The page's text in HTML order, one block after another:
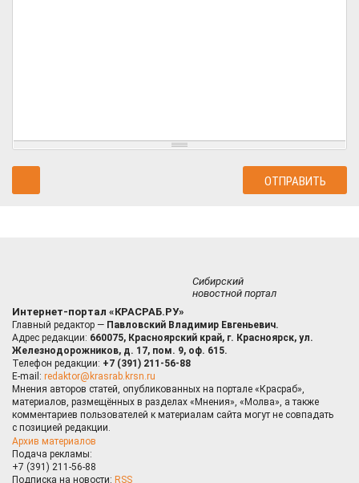
Сибирский
новостной портал
Интернет-портал «КРАСРАБ.РУ»
Главный редактор — Павловский Владимир Евгеньевич.
Адрес редакции: 660075, Красноярский край, г. Красноярск, ул.
Железнодорожников, д. 17, пом. 9, оф. 615.
Телефон редакции: +7 (391) 211-56-88
E-mail: redaktor@krasrab.krsn.ru
Мнения авторов статей, опубликованных на портале «Красраб»,
материалов, размещённых в разделах «Мнения», «Молва», а также
комментариев пользователей к материалам сайта могут не совпадать
с позицией редакции.
Архив материалов
Подача рекламы:
+7 (391) 211-56-88
Подписка на новости: RSS